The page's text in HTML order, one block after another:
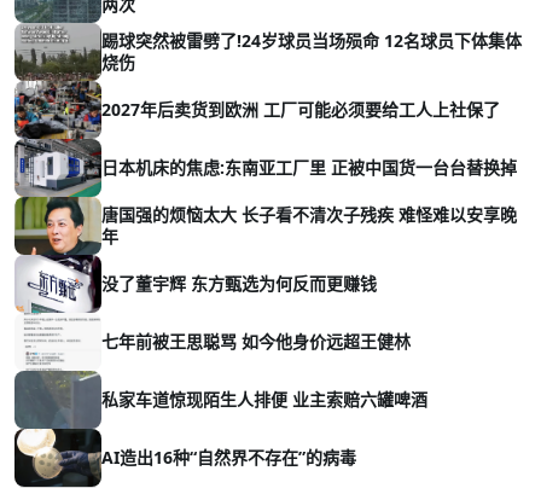
踢球突然被雷劈了!24岁球员当场殒命 12名球员下体集体
烧伤
2027年后卖货到欧洲 工厂可能必须要给工人上社保了
日本机床的焦虑:东南亚工厂里 正被中国货一台台替换掉
唐国强的烦恼太大 长子看不清次子残疾 难怪难以安享晚
年
没了董宇辉 东方甄选为何反而更赚钱
七年前被王思聪骂 如今他身价远超王健林
私家车道惊现陌生人排便 业主索赔六罐啤酒
AI造出16种“自然界不存在”的病毒